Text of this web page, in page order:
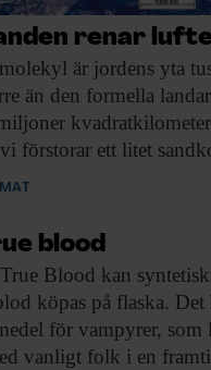
renar
är jordens yta
än den formella
förstorar ett litet
blood
Blood kan
köpas på flaska.
för vampyrer, som
vanligt folk i en